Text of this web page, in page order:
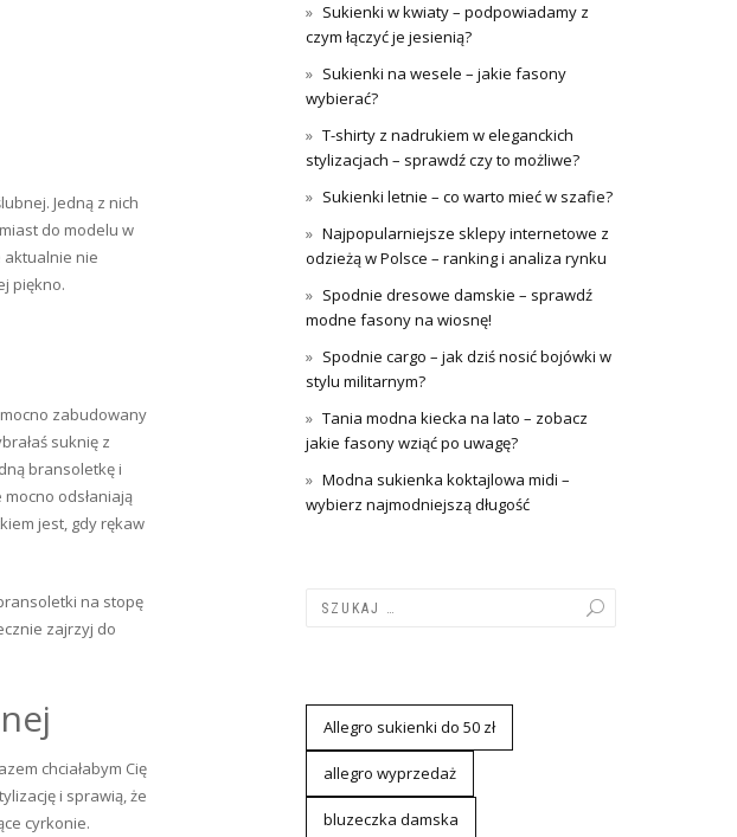
Jedną z nich
do modelu w
aktualnie nie
piękno.
zabudowany
suknię z
bransoletkę i
odsłaniają
jest, gdy rękaw
na stopę
zajrzyj do
chciałabym Cię
i sprawią, że
cyrkonie.
Sukienki w kwiaty – podpowiadamy z
czym łączyć je jesienią?
Sukienki na wesele – jakie fasony
wybierać?
T-shirty z nadrukiem w eleganckich
stylizacjach – sprawdź czy to możliwe?
Sukienki letnie – co warto mieć w szafie?
Najpopularniejsze sklepy internetowe z
odzieżą w Polsce – ranking i analiza rynku
Spodnie dresowe damskie – sprawdź
modne fasony na wiosnę!
Spodnie cargo – jak dziś nosić bojówki w
stylu militarnym?
Tania modna kiecka na lato – zobacz
jakie fasony wziąć po uwagę?
Modna sukienka koktajlowa midi –
wybierz najmodniejszą długość
Allegro sukienki do 50 zł
allegro wyprzedaż
bluzeczka damska